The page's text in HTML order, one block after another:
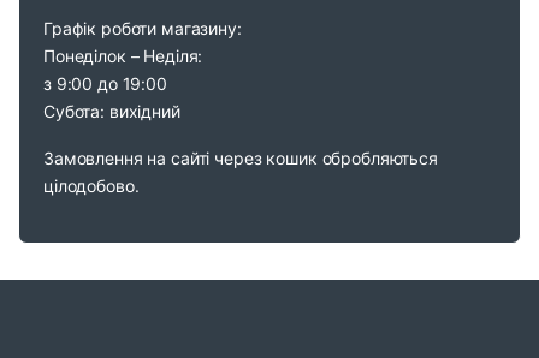
Графік роботи магазину:
Понеділок – Неділя:
з 9:00 до 19:00
Субота: вихідний
Замовлення на сайті через кошик обробляються
цілодобово.